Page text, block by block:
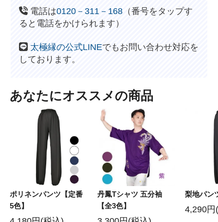
電話は0120－311－168 （番号をタップす
ると電話をかけられます）
太極縁の公式LINEでもお問い合わせ対応を
しております。
あなたにオススメの商品
ポリネンパンツ【定番
5色】
丹鳳Tシャツ 五分袖
【全3色】
梨地パン
4,290円